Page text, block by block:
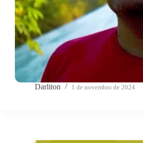
Darliton 1 de novembro de 2024